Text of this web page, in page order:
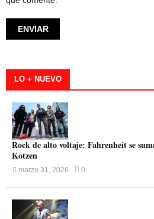
LO + NUEVO
Rock de alto voltaje: Fahrenheit se
Kotzen
marzo 31, 2026 0